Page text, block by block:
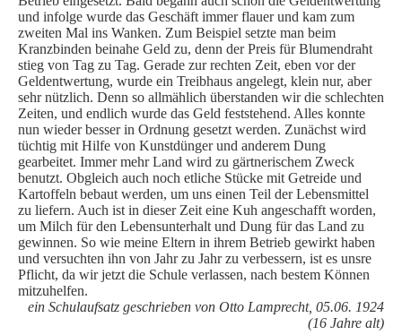
und infolge wurde das Geschäft immer flauer und kam zum
zweiten Mal ins Wanken. Zum Beispiel setzte man beim
Kranzbinden beinahe Geld zu, denn der Preis für Blumendraht
stieg von Tag zu Tag. Gerade zur rechten Zeit, eben vor der
Geldentwertung, wurde ein Treibhaus angelegt, klein nur, aber
sehr nützlich. Denn so allmählich überstanden wir die schlechten
Zeiten, und endlich wurde das Geld feststehend. Alles konnte
nun wieder besser in Ordnung gesetzt werden. Zunächst wird
tüchtig mit Hilfe von Kunstdünger und anderem Dung
gearbeitet. Immer mehr Land wird zu gärtnerischem Zweck
benutzt. Obgleich auch noch etliche Stücke mit Getreide und
Kartoffeln bebaut werden, um uns einen Teil der Lebensmittel
zu liefern. Auch ist in dieser Zeit eine Kuh angeschafft worden,
um Milch für den Lebensunterhalt und Dung für das Land zu
gewinnen. So wie meine Eltern in ihrem Betrieb gewirkt haben
und versuchten ihn von Jahr zu Jahr zu verbessern, ist es unsre
Pflicht, da wir jetzt die Schule verlassen, nach bestem Können
mitzuhelfen.
ein Schulaufsatz geschrieben von Otto Lamprecht, 05.06. 1924
(16 Jahre alt)